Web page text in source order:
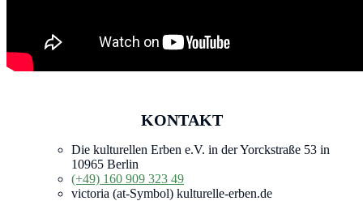
KONTAKT
Die kulturellen Erben e.V. in der Yorckstraße 53 in
10965 Berlin
(+49) 160 909 323 49
victoria (at-Symbol) kulturelle-erben.de